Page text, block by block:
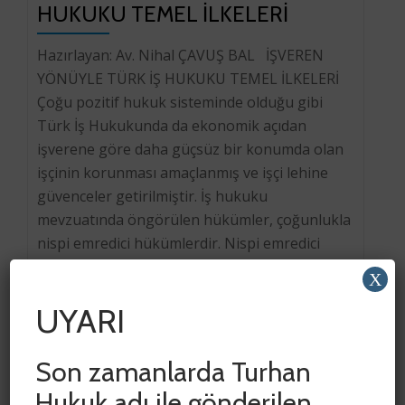
HUKUKU TEMEL İLKELERİ
Hazırlayan: Av. Nihal ÇAVUŞ BAL İŞVEREN
YÖNÜYLE TÜRK İŞ HUKUKU TEMEL İLKELERİ
Çoğu pozitif hukuk sisteminde olduğu gibi
Türk İş Hukukunda da ekonomik açıdan
işverene göre daha güçsüz bir konumda olan
işçinin korunması amaçlanmış ve işçi lehine
güvenceler getirilmiştir. İş hukuku
mevzuatında öngörülen hükümler, çoğunlukla
nispi emredici hükümlerdir. Nispi emredici
hükümleri, işçi lehine […]
UYARI
Son zamanlarda Turhan
X